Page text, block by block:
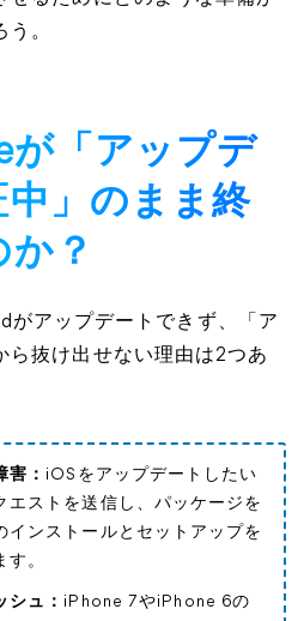
。
が「アップデ
中」のまま終
？
がアップデートできず、「ア
ら抜け出せない理由は2つあ
害： iOSをアップデートしたい
エストを送信し、パッケージを
インストールとセットアップを
。
シュ： iPhone 7やiPhone 6の